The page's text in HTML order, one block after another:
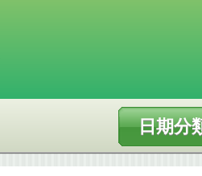
日期分